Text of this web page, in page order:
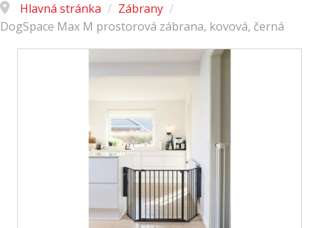
Hlavná stránka / Zábrany /
DogSpace Max M prostorová zábrana, kovová, černá